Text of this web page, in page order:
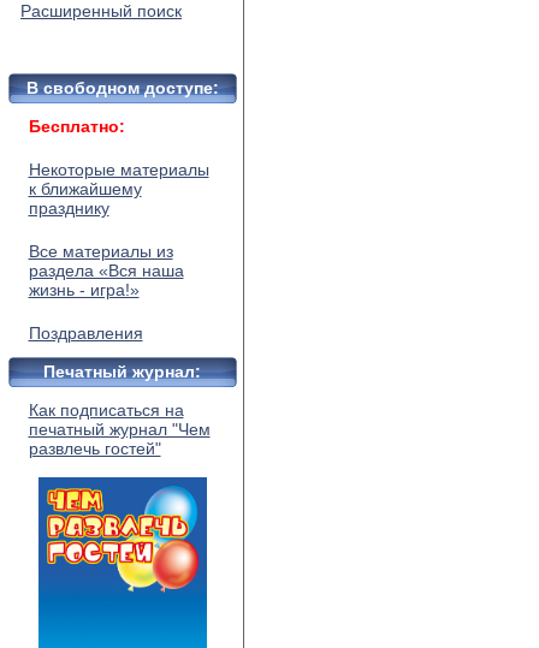
Расширенный поиск
В свободном доступе:
Бесплатно:
Некоторые материалы
к ближайшему
празднику
Все материалы из
раздела «Вся наша
жизнь - игра!»
Поздравления
Печатный журнал:
Как подписаться на
печатный журнал "Чем
развлечь гостей"